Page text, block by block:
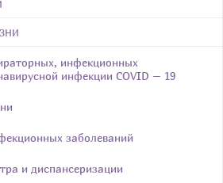
инфекционных
инфекции COVID – 19
заболеваний
и диспансеризации